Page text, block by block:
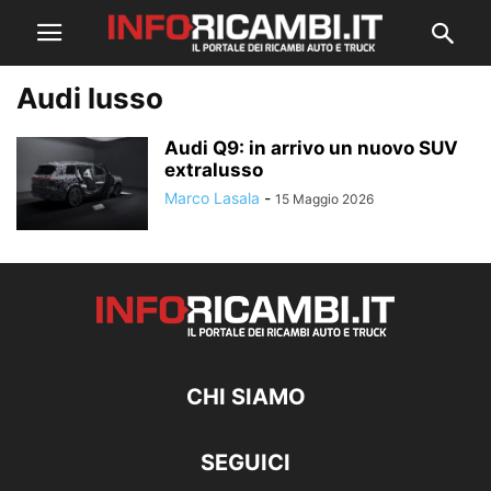
Audi lusso
Audi Q9: in arrivo un nuovo SUV
extralusso
Marco Lasala - 15 Maggio 2026
CHI SIAMO
SEGUICI